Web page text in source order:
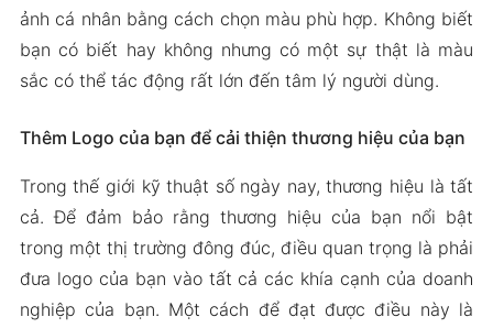
ảnh cá nhân bằng cách chọn màu phù hợp. Không biết
bạn có biết hay không nhưng có một sự thật là màu
sắc có thể tác động rất lớn đến tâm lý người dùng.
Thêm Logo của bạn để cải thiện thương hiệu của bạn
Trong thế giới kỹ thuật số ngày nay, thương hiệu là tất
cả. Để đảm bảo rằng thương hiệu của bạn nổi bật
trong một thị trường đông đúc, điều quan trọng là phải
đưa logo của bạn vào tất cả các khía cạnh của doanh
nghiệp của bạn. Một cách để đạt được điều này là